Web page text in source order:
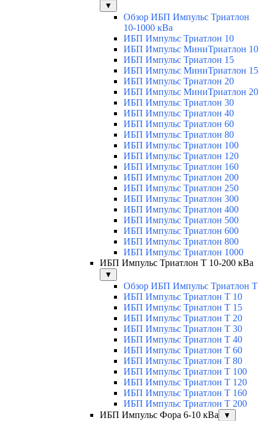
▼
Обзор ИБП Импульс Триатлон
10-1000 кВа
ИБП Импульс Триатлон 10
ИБП Импульс МиниТриатлон 10
ИБП Импульс Триатлон 15
ИБП Импульс МиниТриатлон 15
ИБП Импульс Триатлон 20
ИБП Импульс МиниТриатлон 20
ИБП Импульс Триатлон 30
ИБП Импульс Триатлон 40
ИБП Импульс Триатлон 60
ИБП Импульс Триатлон 80
ИБП Импульс Триатлон 100
ИБП Импульс Триатлон 120
ИБП Импульс Триатлон 160
ИБП Импульс Триатлон 200
ИБП Импульс Триатлон 250
ИБП Импульс Триатлон 300
ИБП Импульс Триатлон 400
ИБП Импульс Триатлон 500
ИБП Импульс Триатлон 600
ИБП Импульс Триатлон 800
ИБП Импульс Триатлон 1000
ИБП Импульс Триатлон Т 10-200 кВа
▼
Обзор ИБП Импульс Триатлон Т
ИБП Импульс Триатлон Т 10
ИБП Импульс Триатлон Т 15
ИБП Импульс Триатлон Т 20
ИБП Импульс Триатлон Т 30
ИБП Импульс Триатлон Т 40
ИБП Импульс Триатлон Т 60
ИБП Импульс Триатлон Т 80
ИБП Импульс Триатлон Т 100
ИБП Импульс Триатлон Т 120
ИБП Импульс Триатлон Т 160
ИБП Импульс Триатлон Т 200
ИБП Импульс Фора 6-10 кВа
▼